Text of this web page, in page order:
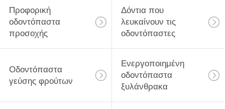
Προφορική
οδοντόπαστα
προσοχής
Δόντια που
λευκαίνουν τις
οδοντόπαστες
Οδοντόπαστα
γεύσης φρούτων
Ενεργοποιημένη
οδοντόπαστα
ξυλάνθρακα